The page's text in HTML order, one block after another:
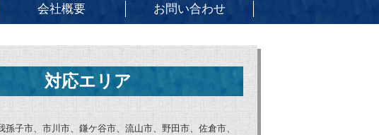
会社概要 お問い合わせ
対応エリア
孫子市、市川市、鎌ケ谷市、流山市、野田市、佐倉市、